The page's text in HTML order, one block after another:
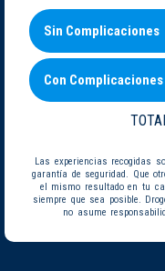
Sin Complicaciones
Con Complicaciones
Las experiencias recogidas
garantía de seguridad. Que
el mismo resultado en tu
siempre que sea posible.
no asume